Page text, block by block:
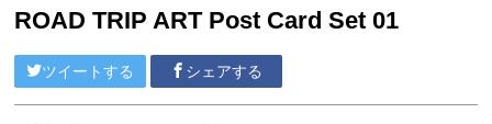
A4サイズ
ポストカード
ROAD TRIP ART Post Card Set 01
ツイートする シェアする